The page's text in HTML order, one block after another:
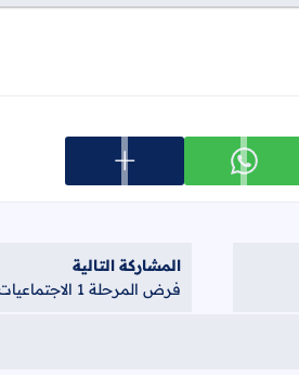
شارك على whatsapp عرض المزيد من
المشاركة التالية